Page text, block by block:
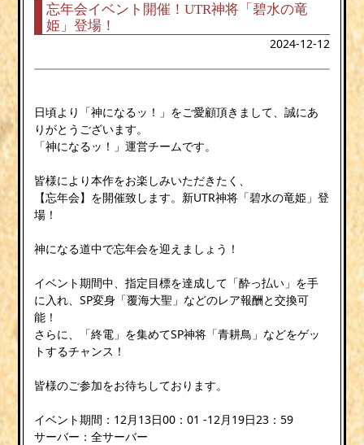
忘年会イベント開催！UTR神将「碧水の竜
姫」登場！
2024-12-12
日頃より「神になるッ！」をご愛顧頂きまして、誠にあ
りがとうございます。
「神になるッ！」運営チームです。
皆様により本作をお楽しみいただきたく、
【忘年会】を開催致します。新UTR神将「碧水の竜姫」登
場！
神になる道中で忘年会を迎えましょう！
イベント期間中、指定目標を達成して「酔っ払い」を手
に入れ、SP変身「覆海大聖」などのレア報酬と交換可
能！
さらに、「終電」を集めてSP神将「青耕鳥」などをゲッ
トするチャンス！
皆様のご参加をお待ちしております。
イベント期間：12月13日00：01 -12月19日23：59
サーバー：全サーバー